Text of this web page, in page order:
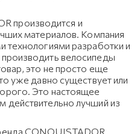
производится и
материалов. Компания
технологиями разработки и
велосипеды
это не просто еще
уже давно существует или
Это настоящее
действительно лучший из
CONQUISTADOR